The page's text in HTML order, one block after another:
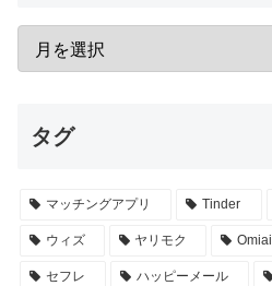
タグ
マッチングアプリ Tinder
ウィズ ヤリモク Omiai
セフレ ハッピーメール